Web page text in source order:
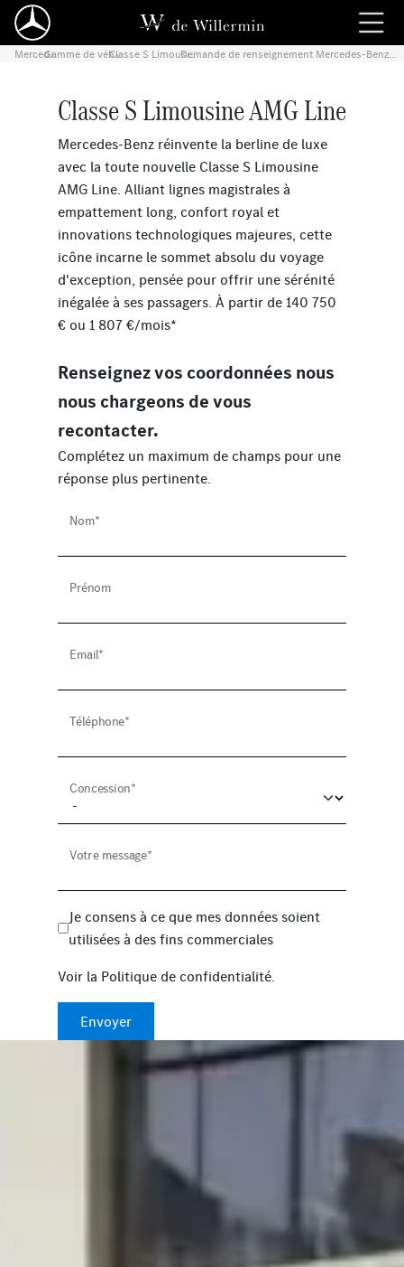
Mercedes-Benz
›
Gamme de véhicules neufs›
Classe S Limousine AMG Line› Demande de renseignement Mercedes-Benz Classe S Limousine AMG Line
Classe S Limousine AMG Line
Mercedes-Benz réinvente la berline de luxe
avec la toute nouvelle Classe S Limousine
AMG Line. Alliant lignes magistrales à
empattement long, confort royal et
innovations technologiques majeures, cette
icône incarne le sommet absolu du voyage
d'exception, pensée pour offrir une sérénité
inégalée à ses passagers. À partir de 140 750
€ ou 1 807 €/mois*
Renseignez vos coordonnées nous
nous chargeons de vous
recontacter.
Complétez un maximum de champs pour une
réponse plus pertinente.
Nom*
Prénom
Email*
Téléphone*
Concession*
Votre message*
Je consens à ce que mes données soient
utilisées à des fins commerciales
Voir la Politique de confidentialité.
Envoyer